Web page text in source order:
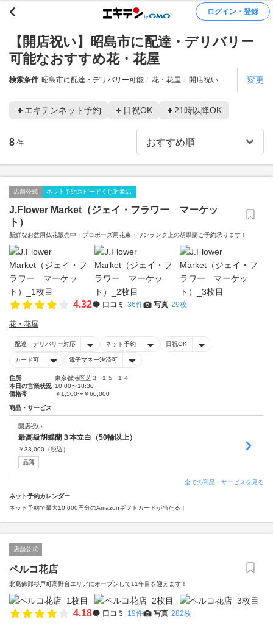
ログイン・登録
【開店祝い】昭島市に配達・デリバリー
可能なおすすめ花・花屋
検索条件 昭島市に配達・デリバリー可能 花・花屋 開店祝い 変更
エキテンネット予約 日祝OK 21時以降OK
8 件
店舗公式 ネット予約スピードくじ対象店
J.Flower Market（ジェイ・フラワー マーケッ
ト）
新鮮なお盆用仏花販売中・プロポーズ用花束・ワンランク上の胡蝶蘭ご予約承ります！
4.32 口コミ 36件 写真 29枚
花・花屋
配達・デリバリー対応 ネット予約 日祝OK
カード可 電子マネー決済可
住所
東京都港区芝３−１５−１４
本日の営業状況 10:00〜18:30
価格帯
￥1,500〜￥60,000
商品・サービス
開店祝い
最高級胡蝶蘭３本立白（50輪以上）
￥33,000 （税込）
品薄
全ての商品・サービスを見る
ネット予約カレンダー
ネット予約で最大10,000円分のAmazonギフトカードが当たる！
店舗公式
ペルコ花店
北葛飾郡杉戸町高野台エリアにオープンして11年目を迎えます！
4.18 口コミ 19件 写真 282枚